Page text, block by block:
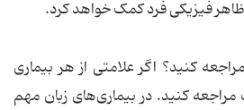
فیزیکی فرد کمک خواهد کرد.
کنید؟ اگر علامتی از هر بیماری
کنید. در بیماری‌های زبان مهم